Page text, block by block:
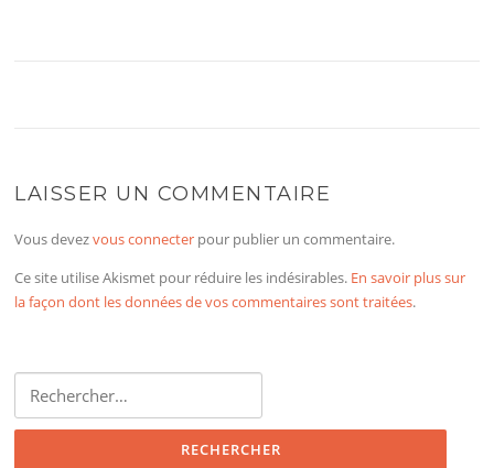
LAISSER UN COMMENTAIRE
Vous devezvous connecter pour publier un commentaire.
Ce site utilise Akismet pour réduire les indésirables. En savoir plus sur
la façon dont les données de vos commentaires sont traitées.